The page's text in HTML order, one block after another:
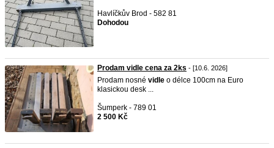
Havlíčkův Brod - 582 81
Dohodou
Prodam vidle cena za 2ks - [10.6. 2026]
Prodam nosné vidle o délce 100cm na Euro
klasickou desk ...
Šumperk - 789 01
2 500 Kč